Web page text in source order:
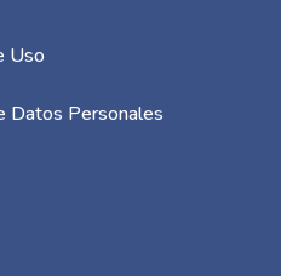
Uso
Datos Personales